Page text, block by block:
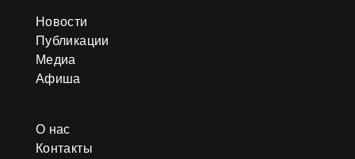
Новости
Публикации
Медиа
Афиша
О нас
Контакты